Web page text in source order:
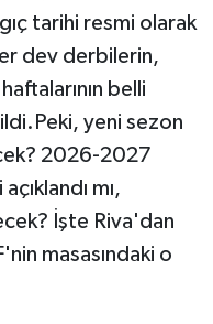
tarihi resmi olarak
dev derbilerin,
belli
yeni sezon
2026-2027
mı,
İşte Riva'dan
masasındaki o